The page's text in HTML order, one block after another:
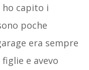
ho capito i
poche
era sempre
e avevo